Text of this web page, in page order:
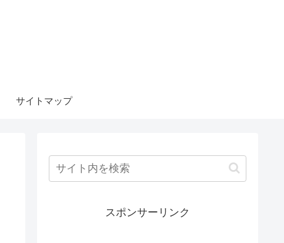
サイトマップ
スポンサーリンク